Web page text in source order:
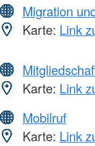
Migration
Karte: Link
Karte: Link
Mobilruf
Karte: Link